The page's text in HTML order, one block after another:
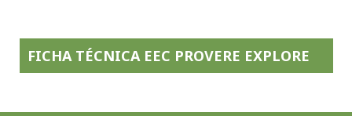
FICHA TÉCNICA EEC PROVERE EXPLORE